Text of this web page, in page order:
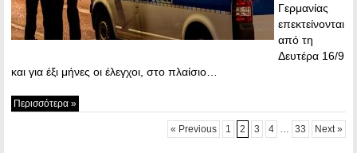
Γερμανίας
επεκτείνονται
από τη
Δευτέρα 16/9
και για έξι μήνες οι έλεγχοι, στο πλαίσιο…
Περισσότερα »
« Previous 1 2 3 4 33 Next »